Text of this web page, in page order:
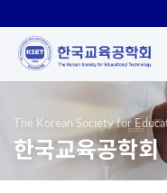
The Korean Society for
한국교육공학회